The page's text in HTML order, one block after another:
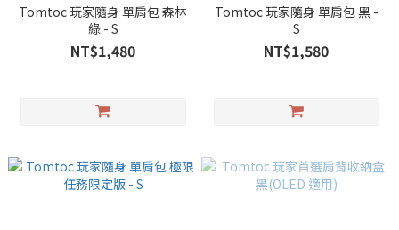
Tomtoc 玩家隨身 單肩包 森林
綠 - S
NT$1,480
Tomtoc 玩家隨身 單肩包 黑 -
S
NT$1,580